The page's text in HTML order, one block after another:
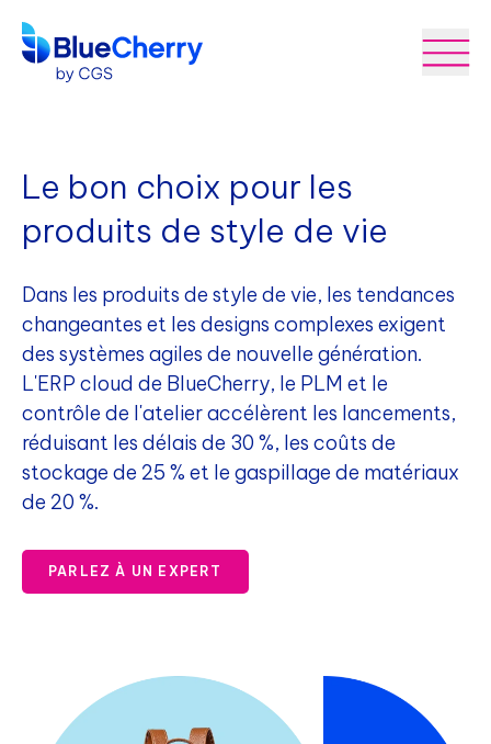
Le bon choix pour les
produits de style de vie
Dans les produits de style de vie, les tendances
changeantes et les designs complexes exigent
des systèmes agiles de nouvelle génération.
L'ERP cloud de BlueCherry, le PLM et le
contrôle de l'atelier accélèrent les lancements,
réduisant les délais de 30 %, les coûts de
stockage de 25 % et le gaspillage de matériaux
de 20 %.
PARLEZ À UN EXPERT